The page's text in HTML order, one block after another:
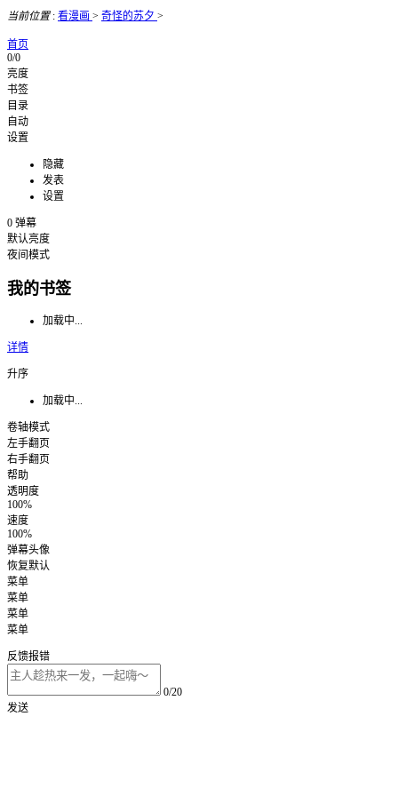
当前位置: 看漫画 > 奇怪的苏夕 >
首页
0/0
亮度
书签
目录
自动
设置
隐藏
发表
设置
0 弹幕
默认亮度
夜间模式
我的书签
加载中...
详情
升序
加载中...
卷轴模式
左手翻页
右手翻页
帮助
透明度
100%
速度
100%
弹幕头像
恢复默认
菜单
菜单
菜单
菜单
反馈报错
0/20
发送